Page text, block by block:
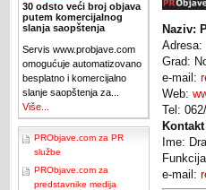
Naziv:
Adresa:
Grad:
e-mail:
Web:
Tel:
Ime:
e-mail:
30 odsto veći broj objava
putem komercijalnog
slanja saopštenja
Servis www.probjave.com
omogućuje automatizovano
besplatno i komercijalno
slanje saopštenja za...
Više...
PRObjave.com za PR
službe
PRObjave.com za
predstavnike medija